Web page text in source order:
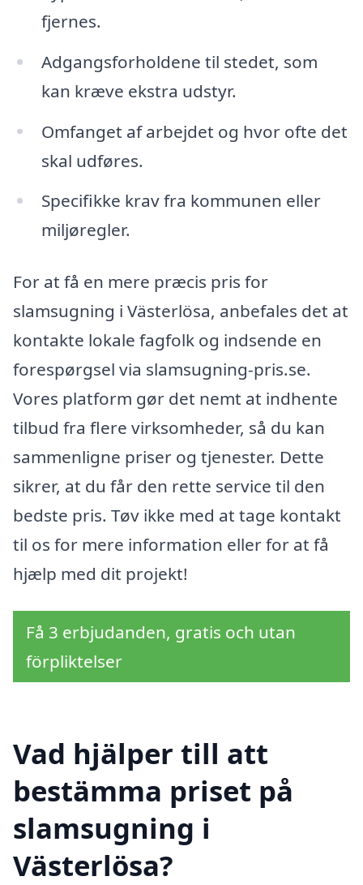
fjernes.
Adgangsforholdene til stedet, som
kan kræve ekstra udstyr.
Omfanget af arbejdet og hvor ofte det
skal udføres.
Specifikke krav fra kommunen eller
miljøregler.
For at få en mere præcis pris for
slamsugning i Västerlösa, anbefales det at
kontakte lokale fagfolk og indsende en
forespørgsel via slamsugning-pris.se.
Vores platform gør det nemt at indhente
tilbud fra flere virksomheder, så du kan
sammenligne priser og tjenester. Dette
sikrer, at du får den rette service til den
bedste pris. Tøv ikke med at tage kontakt
til os for mere information eller for at få
hjælp med dit projekt!
Få 3 erbjudanden, gratis och utan
förpliktelser
Vad hjälper till att
bestämma priset på
slamsugning i
Västerlösa?